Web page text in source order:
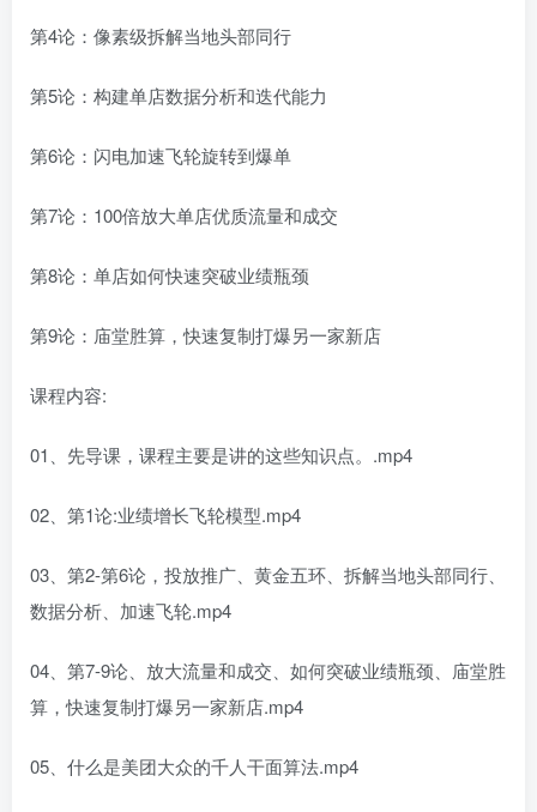
第4论：像素级拆解当地头部同行
第5论：构建单店数据分析和迭代能力
第6论：闪电加速飞轮旋转到爆单
第7论：100倍放大单店优质流量和成交
第8论：单店如何快速突破业绩瓶颈
第9论：庙堂胜算，快速复制打爆另一家新店
课程内容:
01、先导课，课程主要是讲的这些知识点。.mp4
02、第1论:业绩增长飞轮模型.mp4
03、第2-第6论，投放推广、黄金五环、拆解当地头部同行、
数据分析、加速飞轮.mp4
04、第7-9论、放大流量和成交、如何突破业绩瓶颈、庙堂胜
算，快速复制打爆另一家新店.mp4
05、什么是美团大众的千人干面算法.mp4